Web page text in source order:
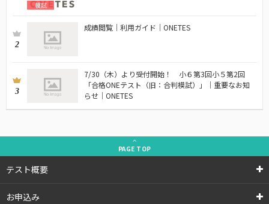
模試
2
成績閲覧｜利用ガイド｜ONETES
3
7/30（木）より受付開始！ 小６第3回小５第2回
「合格ONEテスト（旧：合判模試）」｜重要なお知
らせ｜ONETES
PAGE TOP
テスト概要
お申込み